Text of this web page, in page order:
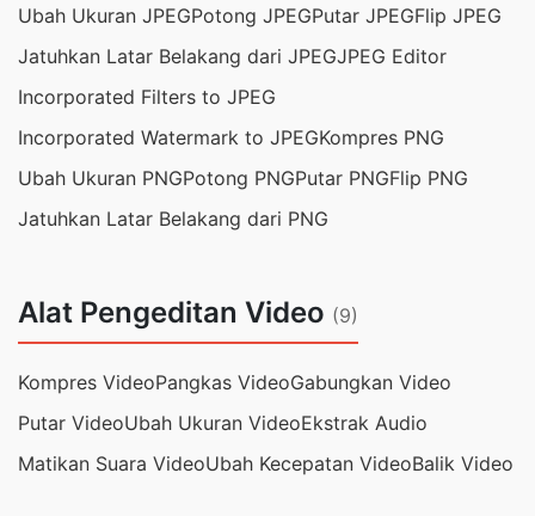
Ubah Ukuran JPEGPotong JPEGPutar JPEGFlip JPEG
Jatuhkan Latar Belakang dari JPEGJPEG Editor
Incorporated Filters to JPEG
Incorporated Watermark to JPEGKompres PNG
Ubah Ukuran PNGPotong PNGPutar PNGFlip PNG
Jatuhkan Latar Belakang dari PNG
Alat Pengeditan Video (9)
Kompres VideoPangkas VideoGabungkan Video
Putar VideoUbah Ukuran VideoEkstrak Audio
Matikan Suara VideoUbah Kecepatan VideoBalik Video